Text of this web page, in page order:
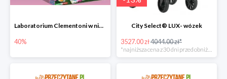
Laboratorium Clementoni w niePrzeczytane.pl do -40%
40%
City Select® LUX- wózek
3527.00 zł4044.00 zł*
*najniższa cena z 30 dni przed obniżką